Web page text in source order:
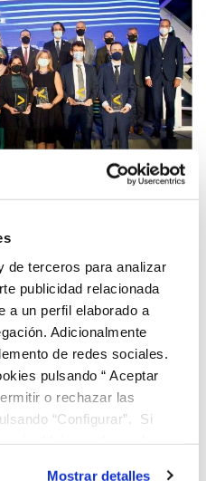
de terceros para analizar
publicidad relacionada
a un perfil elaborado a
Adicionalmente
de redes sociales.
pulsando “ Aceptar
o rechazar las
“Configurar”. Si
Mostrar detalles
de las
premia a
Relevante’ por el
las tecnologías